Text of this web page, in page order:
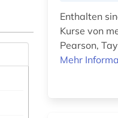
(1)
Enthalten
Kurse von
Pearson,
Mehr